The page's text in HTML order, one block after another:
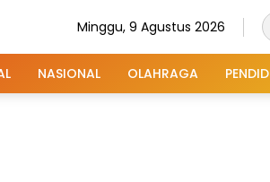
Minggu, 9 Agustus 2026
NASIONAL OLAHRAGA